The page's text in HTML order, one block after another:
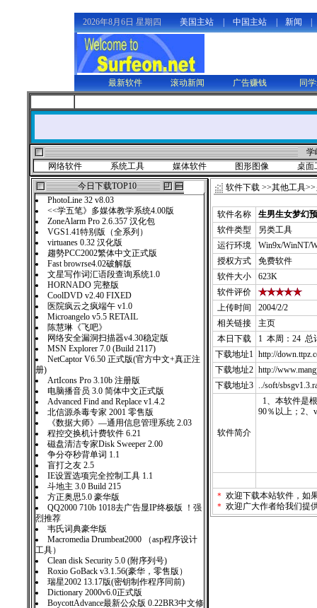
2026年8月6日 星期四 美国主站 中国主站 新闻
最新软件 滚动新闻 广告赚钱 同
学
网络软件
系统工具 媒体软件 图形图像
桌面
今日下载TOP10
PhotoLine 32 v8.03
<<学五笔》多媒体教学系统4.00版
ZoneAlarm Pro 2.6.357 汉化包
VGS1.41特别版（全系列）
virtuanes 0.32 汉化版
趨勢PCC2002繁体中文正式版
Fast browrse4.02破解版
文星写作词汇语段查询系统1.0
HORNADO 完整版
CoolDVD v2.40 FIXED
医院疯云之疯端午 v1.0
Microangelo v5.5 RETAIL
陈慧琳《飞吧》
网络安全漏洞扫描器v4.30稳定版
MSN Explorer 7.0 (Build 2117)
NetCaptor V6.50 正式版(官方中文+真正注
册)
ArtIcons Pro 3.10b 注册版
电脑播音员 3.0 简体中文正式版
Advanced Find and Replace v1.4.2
北信源杀毒专家 2001 零售版
《数据大师》—通用信息管理系统 2.03
程控交换机计费软件 6.21
磁盘清洁专家Disk Sweeper 2.00
争分夺秒背单词 1.1
盲打之友 2.5
IE设置选项完全控制工具 1.1
斗地主 3.0 Build 215
方正奥思5.0 豪华版
QQ2000 710b 1018去广告显IP终极版 ！强
烈推荐
韦氏词典豪华版
Macromedia Drumbeat2000 （asp程序设计
工具）
Clean disk Security 5.0 (附序列号)
Roxio GoBack v3.1.56(豪华，零售版）
瑞星2002 13.17版(密钥制作程序同前)
Dictionary 2000v6.0正式版
BoycottAdvance最新公众版 0.22BR3中文修
软件下载 >>其他工具>>
软件名称
生男生女梦幻
软件类型
另类工具
运行环境
Win9x/WinNT/
授权方式
免费软件
软件大小
623K
软件评价
上传时间
2004/2/2
相关链接
主页
本日下载
1 本周：24 总
下载地址1 http://
下载地址2 http://
下载地址3
../soft/
软件简介
1、本软件是
90％以上；2
＊ 欢迎下载本站软件，如
＊ 欢迎广大作者给我们提